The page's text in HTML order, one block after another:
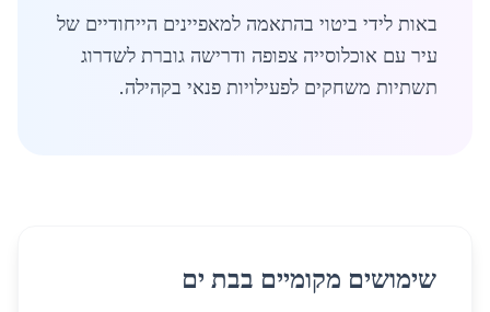
באות לידי ביטוי בהתאמה למאפיינים הייחודיים של
עיר עם אוכלוסייה צפופה ודרישה גוברת לשדרוג
תשתיות משחקים לפעילויות פנאי בקהילה.
שימושים מקומיים בבת ים